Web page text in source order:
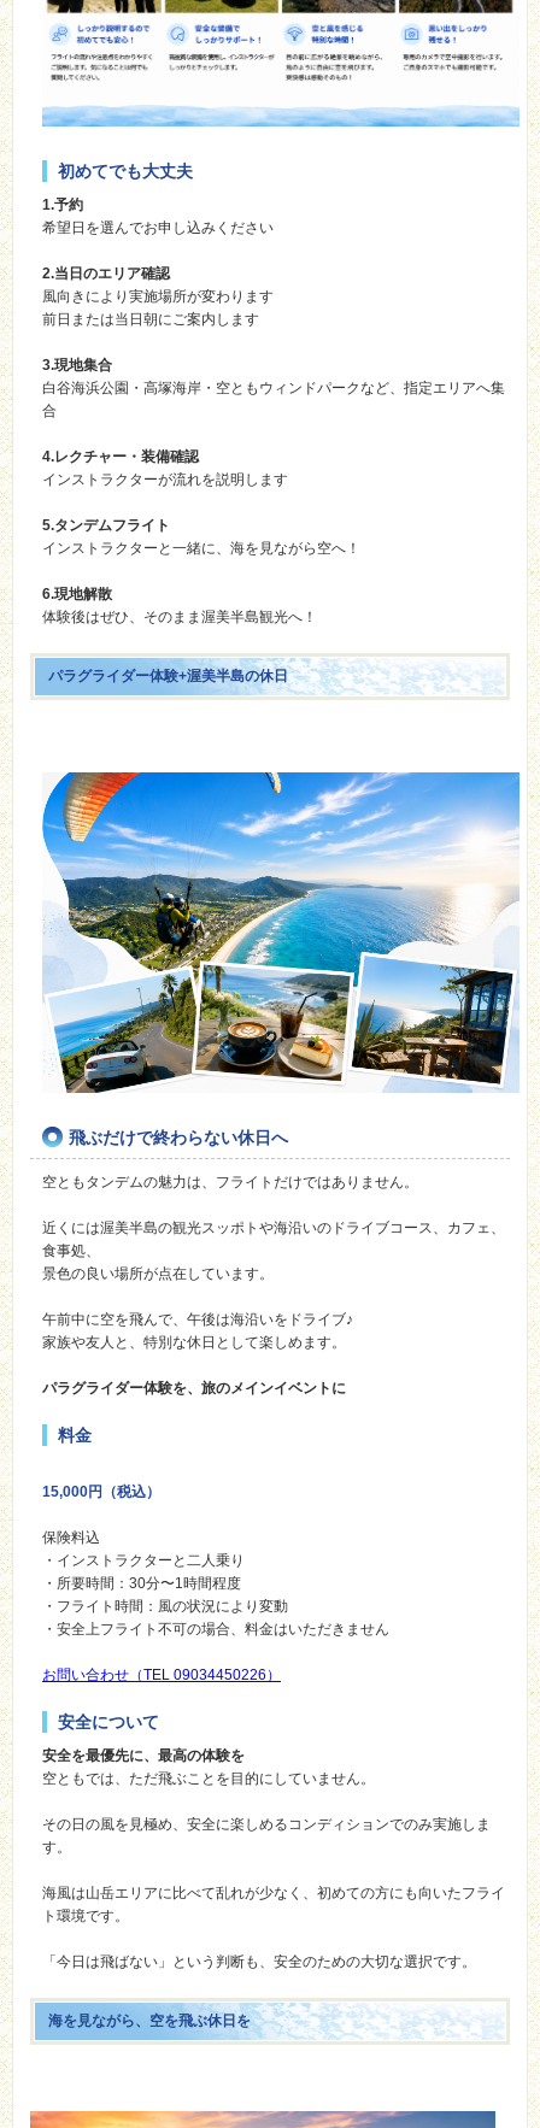
初めてでも大丈夫
1.予約
希望日を選んでお申し込みください
2.当日のエリア確認
風向きにより実施場所が変わります
前日または当日朝にご案内します
3.現地集合
白谷海浜公園・高塚海岸・空ともウィンドパークなど、指定エリアへ集
合
4.レクチャー・装備確認
インストラクターが流れを説明します
5.タンデムフライト
インストラクターと一緒に、海を見ながら空へ！
6.現地解散
体験後はぜひ、そのまま渥美半島観光へ！
パラグライダー体験+渥美半島の休日
飛ぶだけで終わらない休日へ
空ともタンデムの魅力は、フライトだけではありません。
近くには渥美半島の観光スッポトや海沿いのドライブコース、カフェ、
食事処、
景色の良い場所が点在しています。
午前中に空を飛んで、午後は海沿いをドライブ♪
家族や友人と、特別な休日として楽しめます。
パラグライダー体験を、旅のメインイベントに
料金
15,000円（税込）
保険料込
・インストラクターと二人乗り
・所要時間：30分〜1時間程度
・フライト時間：風の状況により変動
・安全上フライト不可の場合、料金はいただきません
お問い合わせ（TEL 09034450226）
安全について
安全を最優先に、最高の体験を
空ともでは、ただ飛ぶことを目的にしていません。
その日の風を見極め、安全に楽しめるコンディションでのみ実施しま
す。
海風は山岳エリアに比べて乱れが少なく、初めての方にも向いたフライ
ト環境です。
「今日は飛ばない」という判断も、安全のための大切な選択です。
海を見ながら、空を飛ぶ休日を